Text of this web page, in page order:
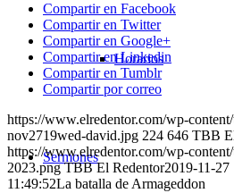
Horarios
Sermones
Compartir en Facebook
Compartir en Twitter
Compartir en Google+
Compartir en Linkedin
Compartir en Tumblr
Compartir por correo
https://www.elredentor.com/wp-
nov2719wed-david.jpg 224 646 TBB
https://www.elredentor.com/wp-
2023.png TBB El Redentor2019-11-27
11:49:52La batalla de Armageddon